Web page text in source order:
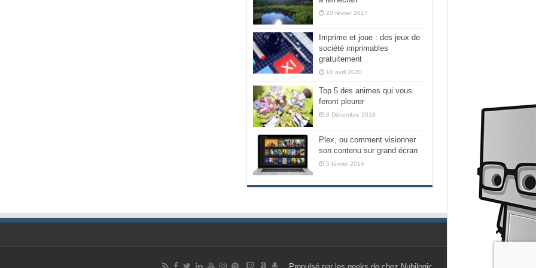
20 février 2017
Imprime et joue : des jeux de
société imprimables
gratuitement
10 avril 2020
Top 5 des animes qui vous
feront pleurer
8 Décembre 2018
Plex, ou comment visionner
son contenu sur grand écran
5 février 2014